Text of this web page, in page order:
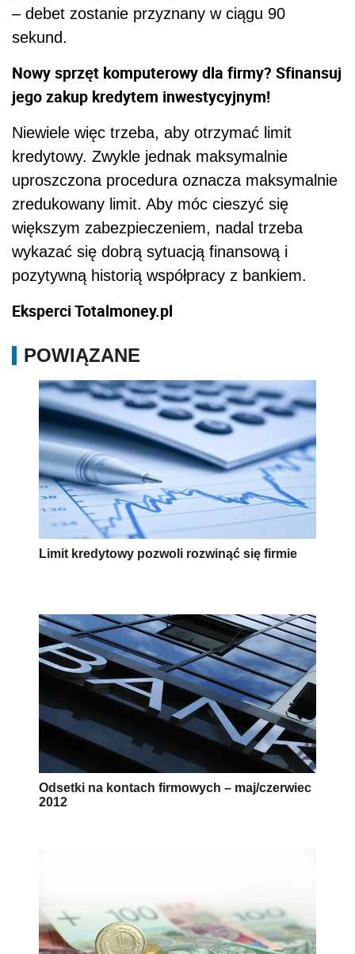
– debet zostanie przyznany w ciągu 90
sekund.
Nowy sprzęt komputerowy dla firmy? Sfinansuj
jego zakup kredytem inwestycyjnym!
Niewiele więc trzeba, aby otrzymać limit
kredytowy. Zwykle jednak maksymalnie
uproszczona procedura oznacza maksymalnie
zredukowany limit. Aby móc cieszyć się
większym zabezpieczeniem, nadal trzeba
wykazać się dobrą sytuacją finansową i
pozytywną historią współpracy z bankiem.
Eksperci Totalmoney.pl
POWIĄZANE
Limit kredytowy pozwoli rozwinąć się firmie
Odsetki na kontach firmowych – maj/czerwiec
2012